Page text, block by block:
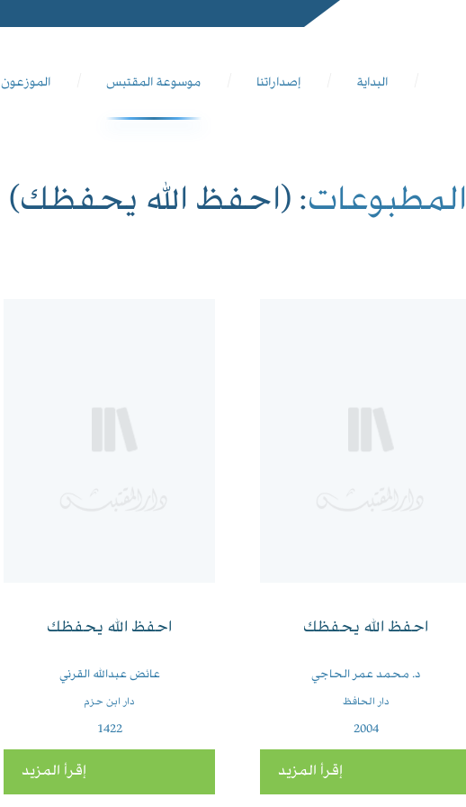
البداية إصداراتنا موسوعة المقتبس الموزعون
المطبوعات: (احفظ الله يحفظك)
احفظ الله يحفظك
د. محمد عمر الحاجي
دار الحافظ
2004
إقرأ المزيد
احفظ الله يحفظك
عائض عبدالله القرني
دار ابن حزم
1422
إقرأ المزيد